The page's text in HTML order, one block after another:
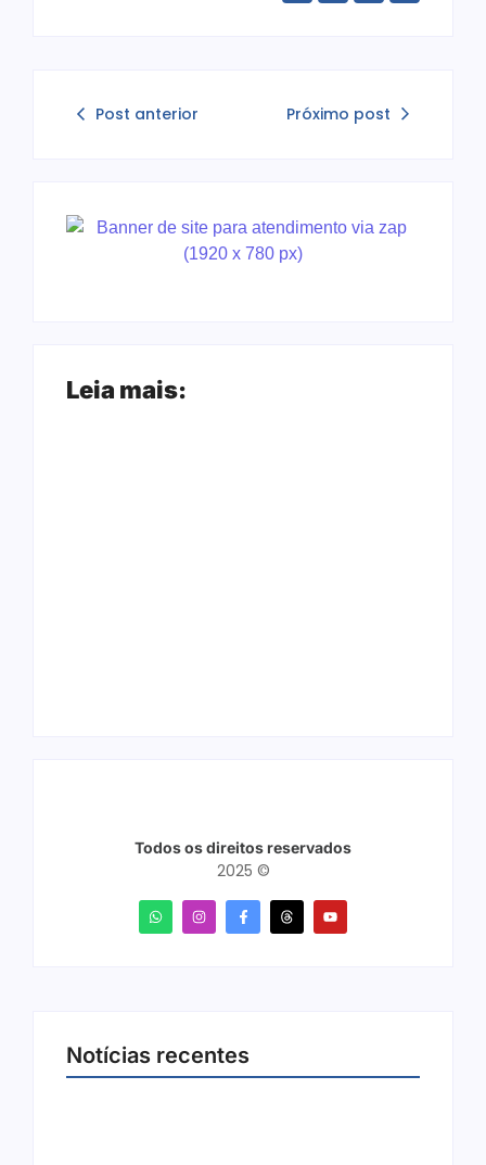
Post anterior Próximo post
Leia mais:
Todos os direitos reservados
2025 ©
Notícias recentes